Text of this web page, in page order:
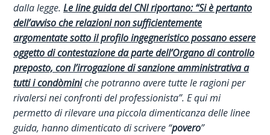
dalla legge. Le line guida del CNI riportano: “Si è pertanto
dell’avviso che relazioni non sufficientemente
argomentate sotto il profilo ingegneristico possano essere
oggetto di contestazione da parte dell’Organo di controllo
preposto, con l’irrogazione di sanzione amministrativa a
tutti i condòminiche potranno avere tutte le ragioni per
rivalersi nei confronti del professionista”. E qui mi
permetto di rilevare una piccola dimenticanza delle linee
guida, hanno dimenticato di scrivere “povero”